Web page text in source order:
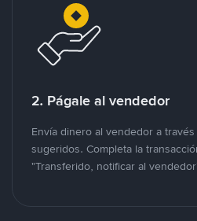
2. Págale al vendedor
Envía dinero al vendedor a
sugeridos. Completa la
"Transferido, notificar al